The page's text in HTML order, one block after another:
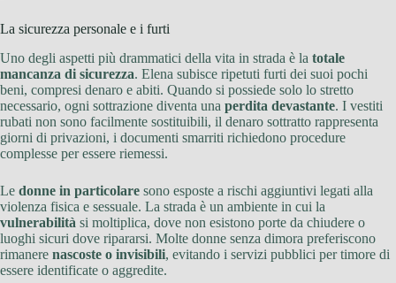
La sicurezza personale e i furti
Uno degli aspetti più drammatici della vita in strada è la totale
mancanza di sicurezza. Elena subisce ripetuti furti dei suoi pochi
beni, compresi denaro e abiti. Quando si possiede solo lo stretto
necessario, ogni sottrazione diventa una perdita devastante. I vestiti
rubati non sono facilmente sostituibili, il denaro sottratto rappresenta
giorni di privazioni, i documenti smarriti richiedono procedure
complesse per essere riemessi.
Le donne in particolare sono esposte a rischi aggiuntivi legati alla
violenza fisica e sessuale. La strada è un ambiente in cui la
vulnerabilità si moltiplica, dove non esistono porte da chiudere o
luoghi sicuri dove ripararsi. Molte donne senza dimora preferiscono
rimanere nascoste o invisibili, evitando i servizi pubblici per timore di
essere identificate o aggredite.